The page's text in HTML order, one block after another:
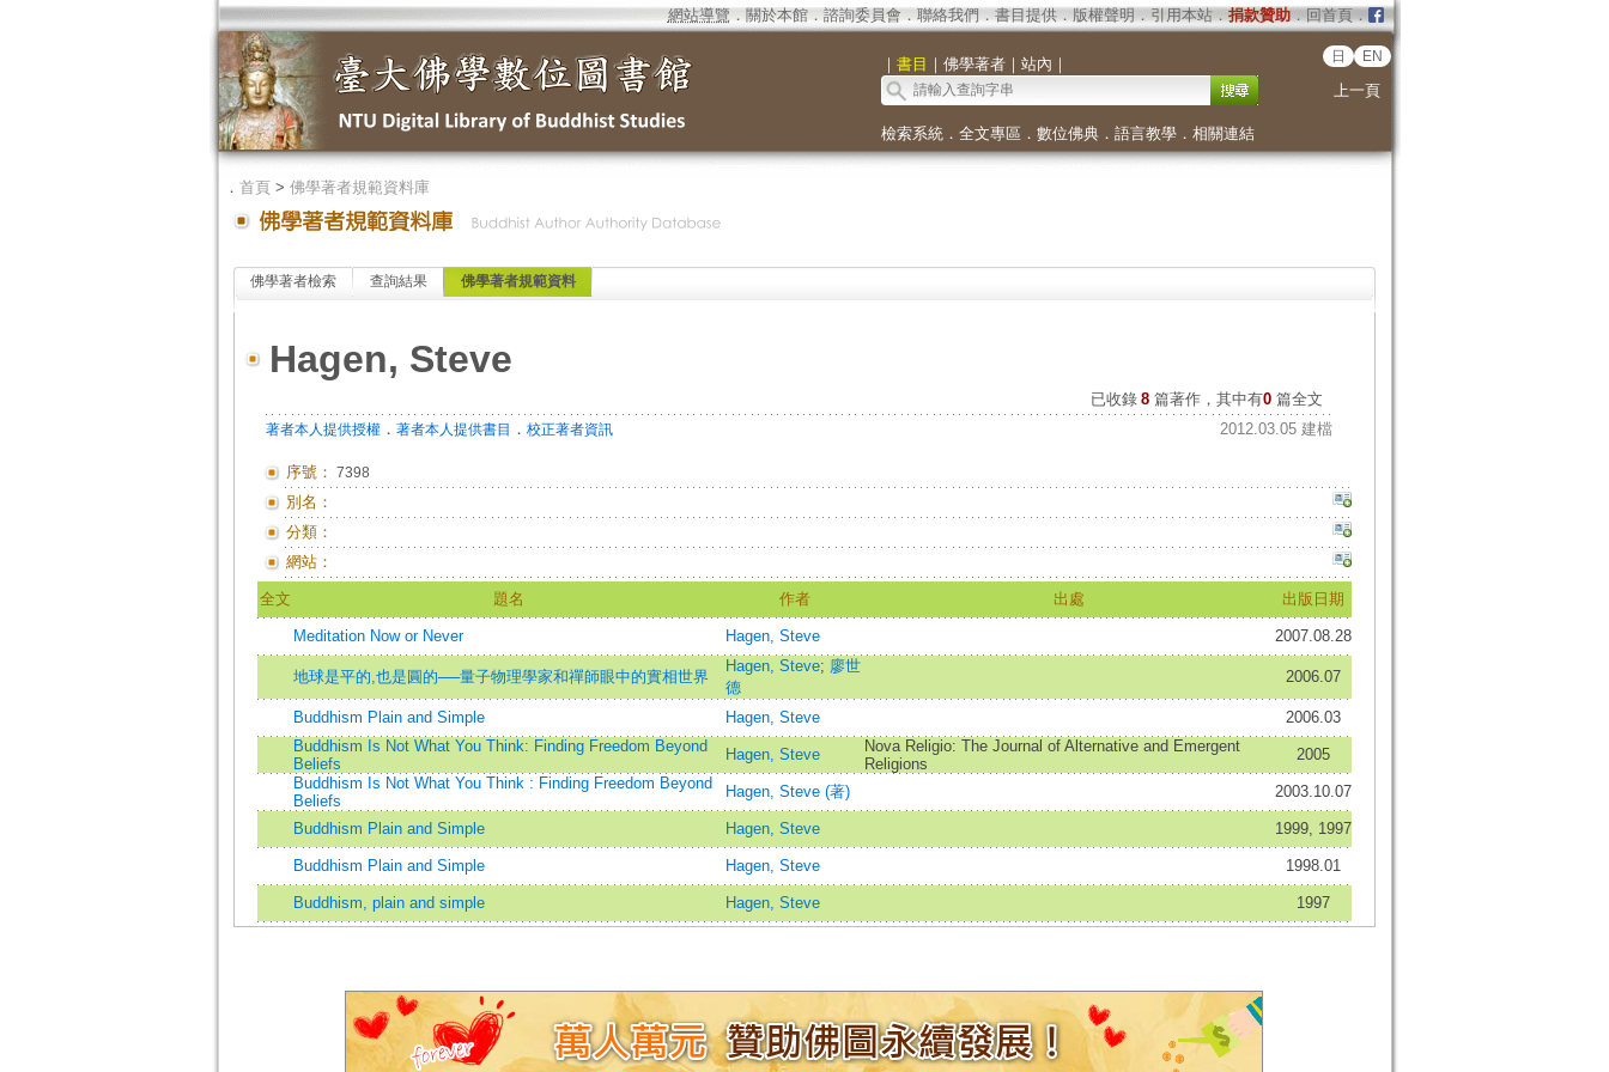
網站導覽 ． 關於本館． 諮詢委員會． 聯絡我們 ． 書目提供． 版權聲明 ． 引用本站． 捐款贊助．回首頁．
｜ 書目 ｜ 佛學著者｜ 站內 ｜ 日 EN
上一頁
檢索系統． 全文專區 ． 數位佛典． 語言教學． 相關連結
． 首頁> 佛學著者規範資料庫
佛學著者檢索 查詢結果 佛學著者規範資料
Hagen, Steve
已收錄 8 篇著作，其中有0篇全文
著者本人提供授權． 著者本人提供書目 ． 校正著者資訊 2012.03.05 建檔
序號： 7398
別名：
分類：
網站：
全文 題名 作者 出處 出版日期
Meditation Now or Never Hagen, Steve 2007.08.28
地球是平的,也是圓的──量子物理學家和禪師眼中的實相世界
Hagen, Steve; 廖世
德
2006.07
Buddhism Plain and Simple Hagen, Steve
2006.03
Buddhism Is Not What You Think: Finding Freedom Beyond
Beliefs
Hagen, Steve
Nova Religio: The Journal of Alternative and Emergent
Religions
2005
Buddhism Is Not What You Think : Finding Freedom Beyond
Beliefs
Hagen, Steve (著) 2003.10.07
Buddhism Plain and Simple Hagen, Steve 1999, 1997
Buddhism Plain and Simple Hagen, Steve 1998.01
Buddhism, plain and simple Hagen, Steve 1997